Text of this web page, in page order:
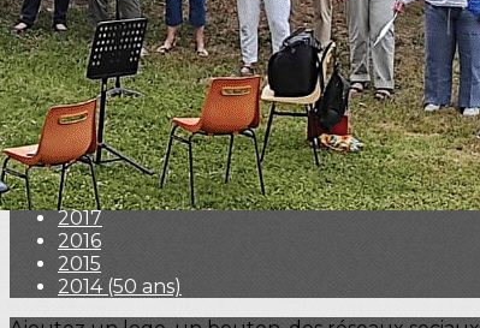
2026
2025
2024 (60 ans)
2023
2022
2021
2020
2019
2018
2017
2016
2015
2014 (50 ans)